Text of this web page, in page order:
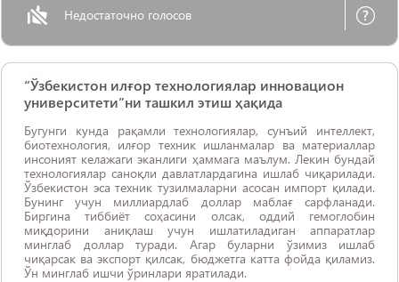
Недостаточно голосов
“Ўзбекистон илғор технологиялар инновацион
университети”ни ташкил этиш ҳақида
Бугунги кунда рақамли технологиялар, сунъий интеллект,
биотехнология, илғор техник ишланмалар ва материаллар
инсоният келажаги эканлиги ҳаммага маълум. Лекин бундай
технологиялар саноқли давлатлардагина ишлаб чиқарилади.
Ўзбекистон эса техник тузилмаларни асосан импорт қилади.
Бунинг учун миллиардлаб доллар маблағ сарфланади.
Биргина тиббиёт соҳасини олсак, оддий гемоглобин
миқдорини аниқлаш учун ишлатиладиган аппаратлар
минглаб доллар туради. Aгар буларни ўзимиз ишлаб
чиқарсак ва экспорт қилсак, бюджетга катта фойда қиламиз.
Ўн минглаб ишчи ўринлари яратилади.